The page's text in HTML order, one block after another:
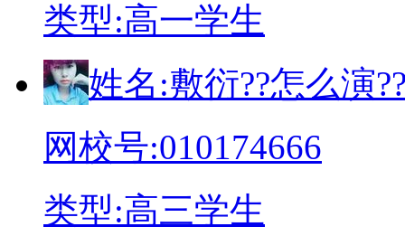
类型:高一学生
姓名:敷衍??怎么演
网校号:010174666
类型:高三学生